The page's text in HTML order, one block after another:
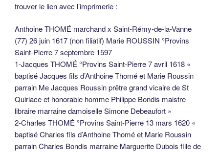
trouver le lien avec l’imprimerie :
Anthoine THOMÉ marchand x Saint-Rémy-de-la-Vanne
(77) 26 juin 1617 (non filiatif) Marie ROUSSIN °Provins
Saint-Pierre 7 septembre 1597
1-Jacques THOMÉ °Provins Saint-Pierre 7 avril 1618 «
baptisé Jacques fils d’Anthoine Thomé et Marie Roussin
parrain Me Jacques Roussin prêtre grand vicaire de St
Quiriace et honorable homme Philippe Bondis maistre
libraire marraine damoiselle Simone Debeaufort »
2-Charles THOMÉ °Provins Saint-Pierre 13 mars 1620 «
baptisé Charles fils d’Anthoine Thomé et Marie Roussin
parrain Charles Bondis marraine Marguerite Dubois fille de